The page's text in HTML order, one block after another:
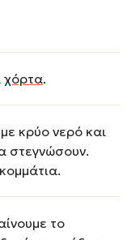
χόρτα.
κρύο νερό και
στεγνώσουν.
το